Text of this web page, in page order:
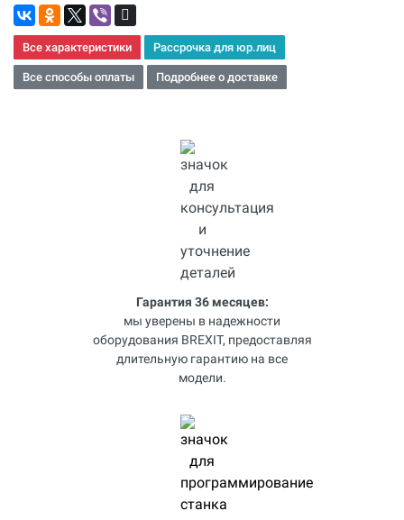
Все характеристики Рассрочка для юр.лиц
Все способы оплаты Подробнее о доставке
Гарантия 36 месяцев:
мы уверены в надежности
оборудования BREXIT, предоставляя
длительную гарантию на все
модели.